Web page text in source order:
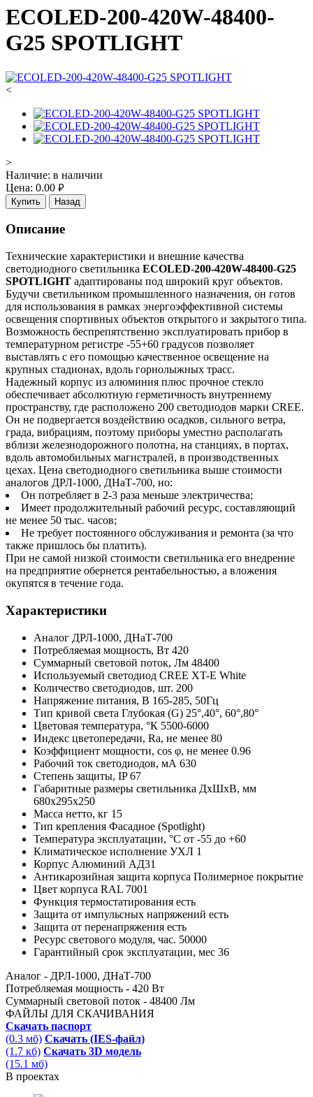
ECOLED-200-420W-48400-
G25 SPOTLIGHT
<
>
Наличие: в наличии
Цена: 0.00 руб.
Купить Назад
Описание
Технические характеристики и внешние качества
светодиодного светильника ECOLED-200-420W-48400-G25
SPOTLIGHT адаптированы под широкий круг объектов.
Будучи светильником промышленного назначения, он готов
для использования в рамках энергоэффективной системы
освещения спортивных объектов открытого и закрытого типа.
Возможность беспрепятственно эксплуатировать прибор в
температурном регистре -55+60 градусов позволяет
выставлять с его помощью качественное освещение на
крупных стадионах, вдоль горнолыжных трасс.
Надежный корпус из алюминия плюс прочное стекло
обеспечивает абсолютную герметичность внутреннему
пространству, где расположено 200 светодиодов марки CREE.
Он не подвергается воздействию осадков, сильного ветра,
града, вибрациям, поэтому приборы уместно располагать
вблизи железнодорожного полотна, на станциях, в портах,
вдоль автомобильных магистралей, в производственных
цехах. Цена светодиодного светильника выше стоимости
аналогов ДРЛ-1000, ДНаТ-700, но:
Он потребляет в 2-3 раза меньше электричества;
Имеет продолжительный рабочий ресурс, составляющий
не менее 50 тыс. часов;
Не требует постоянного обслуживания и ремонта (за что
также пришлось бы платить).
При не самой низкой стоимости светильника его внедрение
на предприятие обернется рентабельностью, а вложения
окупятся в течение года.
Характеристики
Аналог ДРЛ-1000, ДНаТ-700
Потребляемая мощность, Вт 420
Суммарный световой поток, Лм 48400
Используемый светодиод CREE XT-E White
Количество светодиодов, шт. 200
Напряжение питания, В 165-285, 50Гц
Тип кривой света Глубокая (G) 25°,40°, 60°,80°
Цветовая температура, °К 5500-6000
Индекс цветопередачи, Ra, не менее 80
Коэффициент мощности, cos φ, не менее 0.96
Рабочий ток светодиодов, мА 630
Степень защиты, IP 67
Габаритные размеры светильника ДхШхВ, мм
680х295х250
Масса нетто, кг 15
Тип крепления Фасадное (Spotlight)
Температура эксплуатации, °С от -55 до +60
Климатическое исполнение УХЛ 1
Корпус Алюминий АД31
Антикарозийная защита корпуса Полимерное покрытие
Цвет корпуса RAL 7001
Функция термостатирования есть
Защита от импульсных напряжений есть
Защита от перенапряжения есть
Ресурс светового модуля, час. 50000
Гарантийный срок эксплуатации, мес 36
Аналог - ДРЛ-1000, ДНаТ-700
Потребляемая мощность - 420 Вт
Суммарный световой поток - 48400 Лм
ФАЙЛЫ ДЛЯ СКАЧИВАНИЯ
Скачать паспорт
(0.3 мб) Скачать (IES-файл)
(1.7 кб) Скачать 3D модель
(15.1 мб)
В проектах